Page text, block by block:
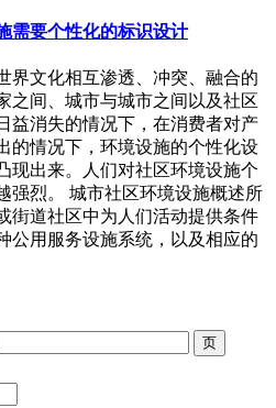
需要个性化的标识设计
界文化相互渗透、冲突、融合的
之间、城市与城市之间以及社区
益消失的情况下，在消费者对产
的情况下，环境设施的个性化设
现出来。人们对社区环境设施个
强烈。 城市社区环境设施概述所
街道社区中为人们活动提供条件
公用服务设施系统，以及相应的